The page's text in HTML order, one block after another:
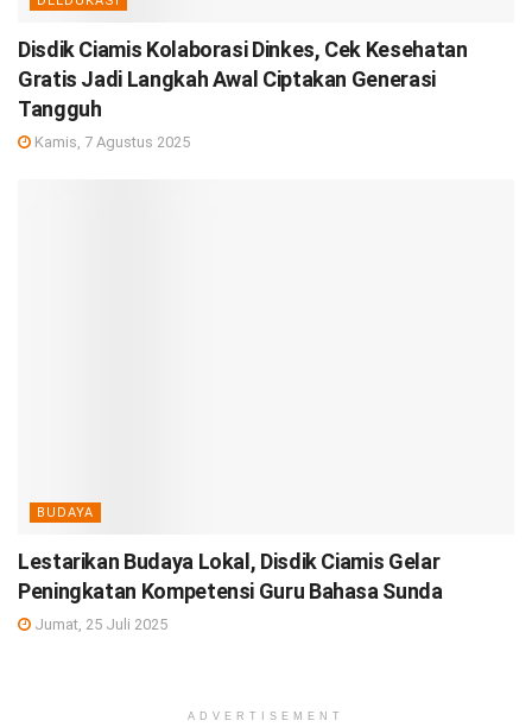
Disdik Ciamis Kolaborasi Dinkes, Cek Kesehatan
Gratis Jadi Langkah Awal Ciptakan Generasi
Tangguh
Kamis, 7 Agustus 2025
BUDAYA
Lestarikan Budaya Lokal, Disdik Ciamis Gelar
Peningkatan Kompetensi Guru Bahasa Sunda
Jumat, 25 Juli 2025
ADVERTISEMENT